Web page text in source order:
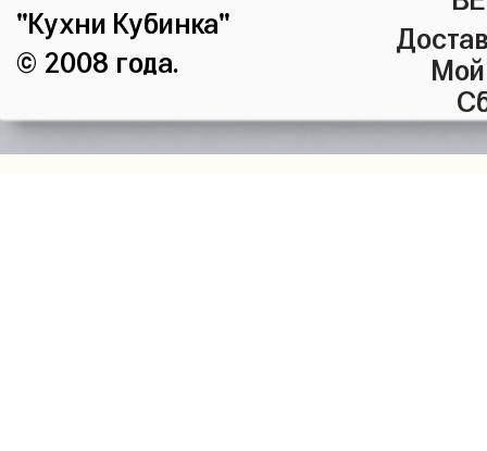
"Кухни Кубинка"
© 2008 года.